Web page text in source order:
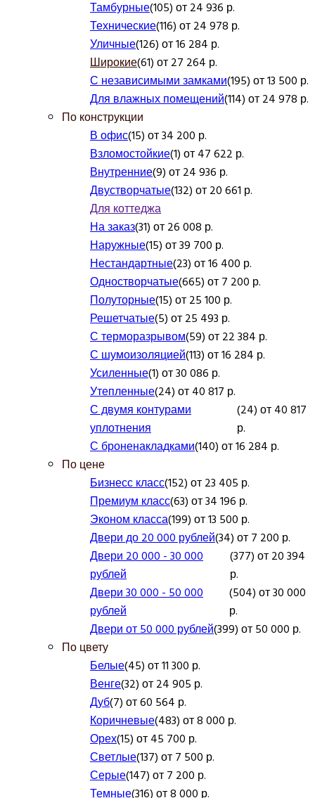
Тамбурные(105) от 24 936 р.
Технические(116) от 24 978 р.
Уличные(126) от 16 284 р.
Широкие(61) от 27 264 р.
С независимыми замками(195) от 13 500 р.
Для влажных помещений(114) от 24 978 р.
По конструкции
В офис(15) от 34 200 р.
Взломостойкие(1) от 47 622 р.
Внутренние(9) от 24 936 р.
Двустворчатые(132) от 20 661 р.
Для коттеджа
На заказ(31) от 26 008 р.
Наружные(15) от 39 700 р.
Нестандартные(23) от 16 400 р.
Одностворчатые(665) от 7 200 р.
Полуторные(15) от 25 100 р.
Решетчатые(5) от 25 493 р.
С терморазрывом(59) от 22 384 р.
С шумоизоляцией(113) от 16 284 р.
Усиленные(1) от 30 086 р.
Утепленные(24) от 40 817 р.
С двумя контурами
уплотнения
(24) от 40 817
р.
С броненакладками(140) от 16 284 р.
По цене
Бизнесс класс(152) от 23 405 р.
Премиум класс(63) от 34 196 р.
Эконом класса(199) от 13 500 р.
Двери до 20 000 рублей(34) от 7 200 р.
Двери 20 000 - 30 000
рублей
(377) от 20 394
р.
Двери 30 000 - 50 000
рублей
(504) от 30 000
р.
Двери от 50 000 рублей(399) от 50 000 р.
По цвету
Белые(45) от 11 300 р.
Венге(32) от 24 905 р.
Дуб(7) от 60 564 р.
Коричневые(483) от 8 000 р.
Орех(15) от 45 700 р.
Светлые(137) от 7 500 р.
Серые(147) от 7 200 р.
Темные(316) от 8 000 р.